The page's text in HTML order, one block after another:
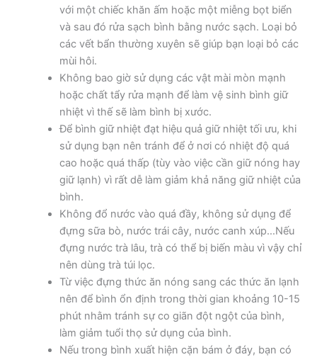
với một chiếc khăn ấm hoặc một miễng bọt biển
và sau đó rửa sạch bình bằng nước sạch. Loại bỏ
các vết bẩn thường xuyên sẽ giúp bạn loại bỏ các
mùi hôi.
Không bao giờ sử dụng các vật mài mòn mạnh
hoặc chất tẩy rửa mạnh để làm vệ sinh bình giữ
nhiệt vì thế sẽ làm bình bị xước.
Để bình giữ nhiệt đạt hiệu quả giữ nhiệt tối ưu, khi
sử dụng bạn nên tránh để ở nơi có nhiệt độ quá
cao hoặc quá thấp (tùy vào việc cần giữ nóng hay
giữ lạnh) vì rất dễ làm giảm khả năng giữ nhiệt của
bình.
Không đổ nước vào quá đầy, không sử dụng để
đựng sữa bò, nước trái cây, nước canh xúp…Nếu
đựng nước trà lâu, trà có thể bị biến màu vì vậy chỉ
nên dùng trà túi lọc.
Từ việc đựng thức ăn nóng sang các thức ăn lạnh
nên để bình ổn định trong thời gian khoảng 10-15
phút nhằm tránh sự co giãn đột ngột của bình,
làm giảm tuổi thọ sử dụng của bình.
Nếu trong bình xuất hiện cặn bám ở đáy, bạn có